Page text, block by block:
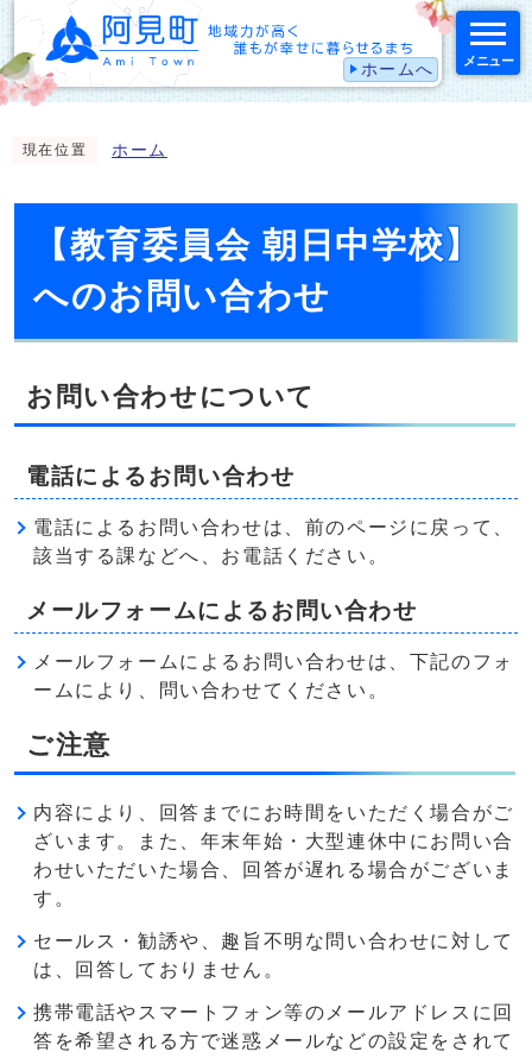
ホームへ メニュー
現在位置 ホーム
【教育委員会 朝日中学校】
へのお問い合わせ
お問い合わせについて
電話によるお問い合わせ
電話によるお問い合わせは、前のページに戻って、
該当する課などへ、お電話ください。
メールフォームによるお問い合わせ
メールフォームによるお問い合わせは、下記のフォ
ームにより、問い合わせてください。
ご注意
内容により、回答までにお時間をいただく場合がご
ざいます。また、年末年始・大型連休中にお問い合
わせいただいた場合、回答が遅れる場合がございま
す。
セールス・勧誘や、趣旨不明な問い合わせに対して
は、回答しておりません。
携帯電話やスマートフォン等のメールアドレスに回
答を希望される方で迷惑メールなどの設定をされて